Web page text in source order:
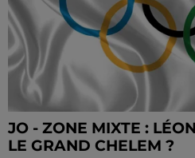
JO - ZONE MIXTE :
LE GRAND CHELEM ?